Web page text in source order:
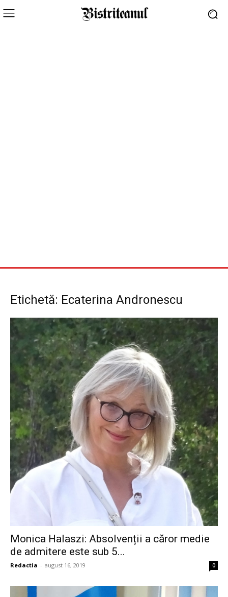
Etichetă: Ecaterina Andronescu
Monica Halaszi: Absolvenții a căror medie
de admitere este sub 5...
Redactia - august 16, 2019 0